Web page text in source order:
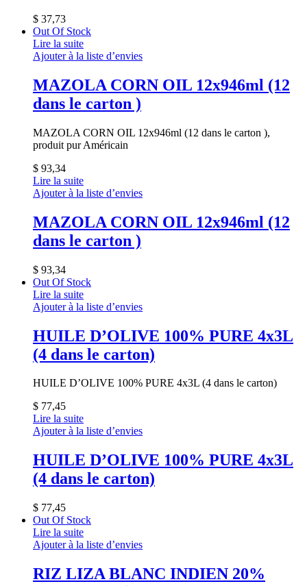
$ 37,73
Out Of Stock
Lire la suite
Ajouter à la liste d’envies
MAZOLA CORN OIL 12x946ml (12
dans le carton )
MAZOLA CORN OIL 12x946ml (12 dans le carton ),
produit pur Américain
$ 93,34
Lire la suite
Ajouter à la liste d’envies
MAZOLA CORN OIL 12x946ml (12
dans le carton )
$ 93,34
Out Of Stock
Lire la suite
Ajouter à la liste d’envies
HUILE D’OLIVE 100% PURE 4x3L
(4 dans le carton)
HUILE D’OLIVE 100% PURE 4x3L (4 dans le carton)
$ 77,45
Lire la suite
Ajouter à la liste d’envies
HUILE D’OLIVE 100% PURE 4x3L
(4 dans le carton)
$ 77,45
Out Of Stock
Lire la suite
Ajouter à la liste d’envies
RIZ LIZA BLANC INDIEN 20%